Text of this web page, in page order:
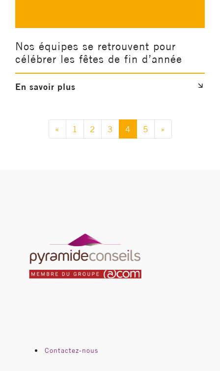
Nos équipes se retrouvent pour
célébrer les fêtes de fin d’année
En savoir plus
« 1 2 3 4 5 »
Contactez-nous